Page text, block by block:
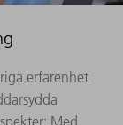
erfarenhet
Med